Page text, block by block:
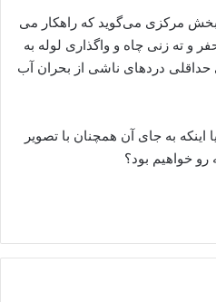
بخش مرکزی می‌گوید که راهکار می
و ته زنی چاه و واگذاری لوله به
حداقلی دردهای ناشی از بحران آب
به جای آن همچنان با تصویر
رو خواهیم بود؟